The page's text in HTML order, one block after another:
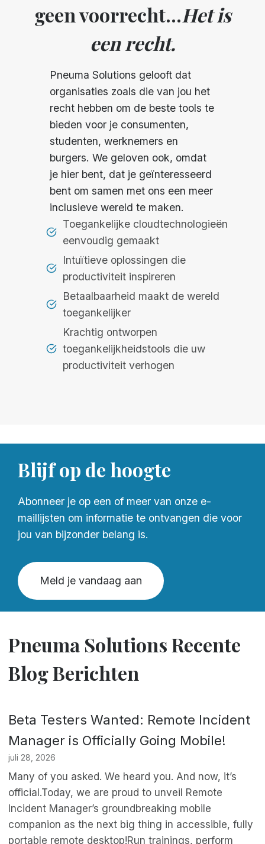
geen voorrecht...Het is
een recht.
Pneuma Solutions gelooft dat
organisaties zoals die van jou het
recht hebben om de beste tools te
bieden voor je consumenten,
studenten, werknemers en
burgers. We geloven ook, omdat
je hier bent, dat je geïnteresseerd
bent om samen met ons een meer
inclusieve wereld te maken.
Toegankelijke cloudtechnologieën
eenvoudig gemaakt
Intuïtieve oplossingen die
productiviteit inspireren
Betaalbaarheid maakt de wereld
toegankelijker
Krachtig ontworpen
toegankelijkheidstools die uw
productiviteit verhogen
Blijf op de hoogte
Abonneer je op een of meer van onze e-
maillijsten om informatie te ontvangen die voor
jou van bijzonder belang is.
Meld je vandaag aan
Pneuma Solutions Recente
Blog Berichten
Beta Testers Wanted: Remote Incident
Manager is Officially Going Mobile!
juli 28, 2026
Many of you asked. We heard you. And now, it’s
official.Today, we are proud to unveil Remote
Incident Manager’s groundbreaking mobile
companion as the next big thing in accessible, fully
portable remote desktop!Run trainings, perform